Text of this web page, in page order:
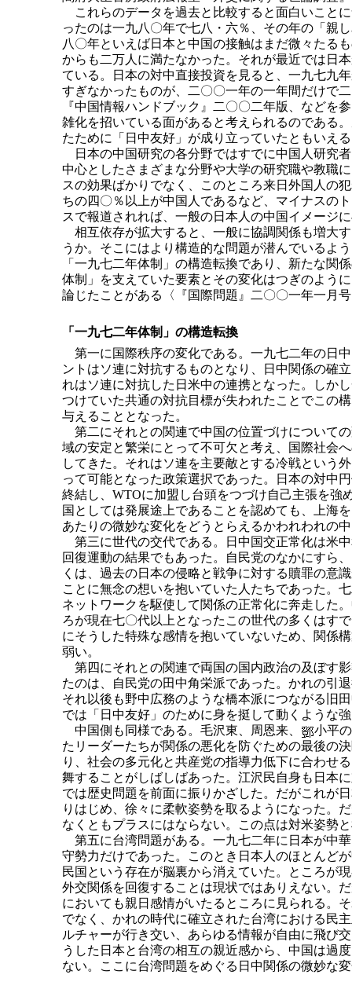
これらのデータを過去と比較すると面白いこと
ったのは一九八〇年で七八・六％、その年の「親
八〇年といえば日本と中国の接触はまだ微々たる
からも二万人に満たなかった。それが最近では日
ている。日本の対中直接投資を見ると、一九七九
すぎなかったものが、二〇〇一年の一年間だけで
『中国情報ハンドブック』二〇〇二年版、などを
雑化を招いている面があると考えられるのである
たために「日中友好」が成り立っていたともいえ
日本の中国研究の各分野ではすでに中国人研究
中心としたさまざまな分野や大学の研究職や教職
スの効果ばかりでなく、このところ来日外国人の
ちの四〇％以上が中国人であるなど、マイナスの
スで報道されれば、一般の日本人の中国イメージ
相互依存が拡大すると、一般に協調関係も増大
うか。そこにはより構造的な問題が潜んでいるよ
「一九七二年体制」の構造転換であり、新たな関
体制」を支えていた要素とその変化はつぎのよう
論じたことがある〈『国際問題』二〇〇一年一月
「一九七二年体制」の構造転換
第一に国際秩序の変化である。一九七二年の日
ントはソ連に対抗するものとなり、日中関係の確
れはソ連に対抗した日米中の連携となった。しか
つけていた共通の対抗目標が失われたことでこの
与えることとなった。
第二にそれとの関連で中国の位置づけについて
域の安定と繁栄にとって不可欠と考え、国際社会
してきた。それはソ連を主要敵とする冷戦という
って可能となった政策選択であった。日本の対中
終結し、WTOに加盟し台頭をつづけ自己主張を強
国としては発展途上であることを認めても、上海
あたりの微妙な変化をどうとらえるかわれわれの
第三に世代の交代である。日中国交正常化は米
回復運動の結果でもあった。自民党のなかにすら
くは、過去の日本の侵略と戦争に対する贖罪の意
ことに無念の想いを抱いていた人たちであった。
ネットワークを駆使して関係の正常化に奔走した
ろが現在七〇代以上となったこの世代の多くはす
にそうした特殊な感情を抱いていないため、関係
弱い。
第四にそれとの関連で両国の国内政治の及ぼす
たのは、自民党の田中角栄派であった。かれの引
それ以後も野中広務のような橋本派につながる旧
では「日中友好」のために身を挺して動くような
中国側も同様である。毛沢東、周恩来、
小平
たリーダーたちが関係の悪化を防ぐための最後の
り、社会の多元化と共産党の指導力低下に合わせ
舞することがしばしばあった。江沢民自身も日本
では歴史問題を前面に振りかざした。だがこれが
りはじめ、徐々に柔軟姿勢を取るようになった。
なくともプラスにはならない。この点は対米姿勢
第五に台湾問題がある。一九七二年に日本が中
守勢力だけであった。このとき日本人のほとんど
民国という存在が脳裏から消えていた。ところが
外交関係を回復することは現状ではありえない。
においても親日感情がいたるところに見られる。
でなく、かれの時代に確立された台湾における民
ルチャーが行き交い、あらゆる情報が自由に飛び
うした日本と台湾の相互の親近感から、中国は過
ない。ここに台湾問題をめぐる日中関係の微妙な